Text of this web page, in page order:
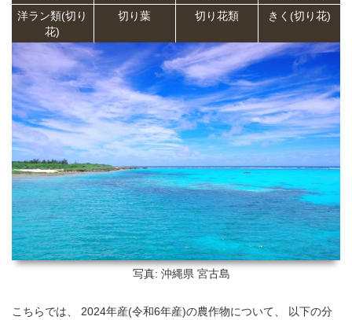
洋ラン類(切り
花)
切り葉 切り花類 きく(切り花)
写真: 沖縄県 宮古島
こちらでは、 2024年産(令和6年産)の農作物について、 以下の分